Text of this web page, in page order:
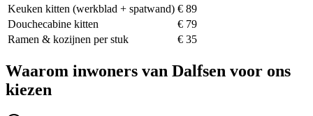
Keuken kitten (werkblad + spatwand) € 89
Douchecabine kitten
€ 79
Ramen & kozijnen per stuk
€ 35
Waarom inwoners van Dalfsen voor ons
kiezen